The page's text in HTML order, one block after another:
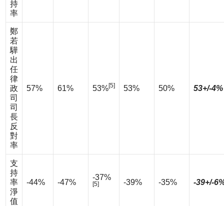
持
率
鄭
若
驊
出
任
律
政
司
司
長
反
對
率
57% 61% 53%[5] 53% 50% 53+/-4%
支
持
率
淨
值
-44% -47%
-37%
[5] -39% -35% -39+/-